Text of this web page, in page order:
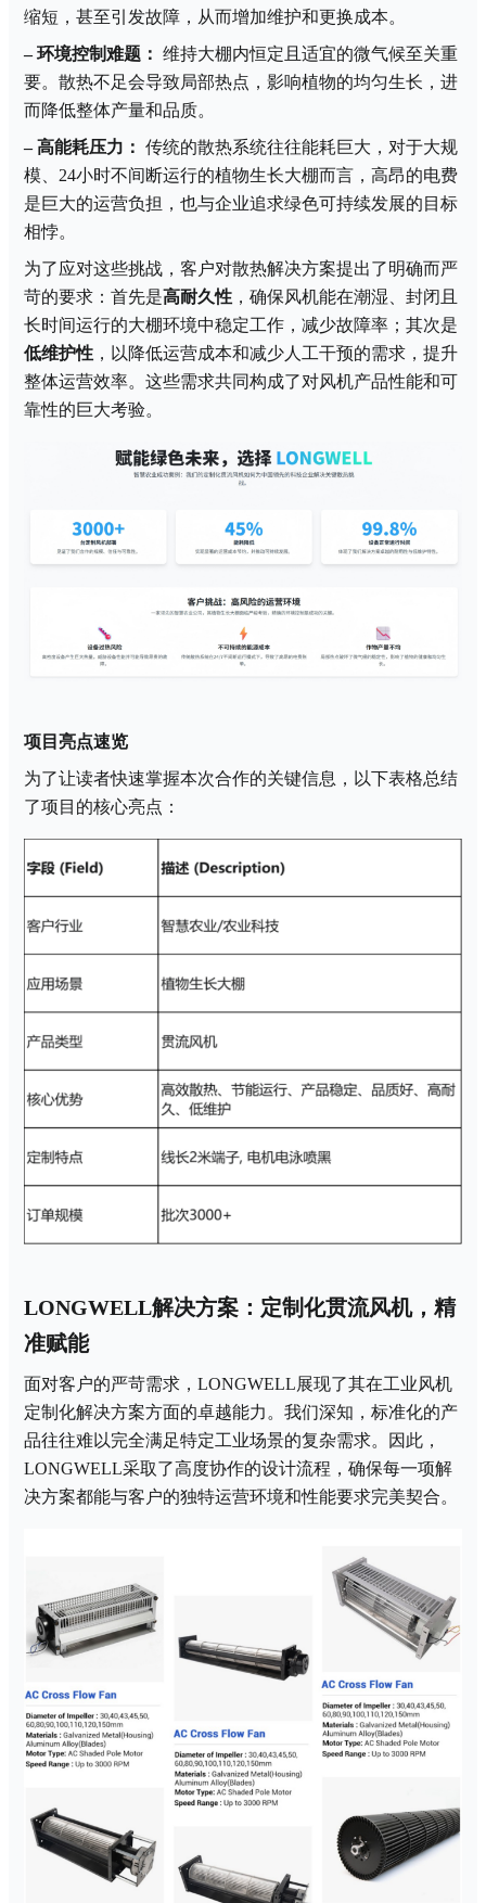
缩短，甚至引发故障，从而增加维护和更换成本。
–环境控制难题：
维持大棚内恒定且适宜的微气候至关重
要。散热不足会导致局部热点，影响植物的均匀生长，进
而降低整体产量和品质。
–高能耗压力：
传统的散热系统往往能耗巨大，对于大规
模、 24小时不间断运行的植物生长大棚而言，高昂的电费
是巨大的运营负担，也与企业追求绿色可持续发展的目标
相悖。
为了应对这些挑战，客户对散热解决方案提出了明确而严
苛的要求：首先是高耐久性 ，确保风机能在潮湿、封闭且
长时间运行的大棚环境中稳定工作，减少故障率；其次是
低维护性 ，以降低运营成本和减少人工干预的需求，提升
整体运营效率。这些需求共同构成了对风机产品性能和可
靠性的巨大考验。
项目亮点速览
为了让读者快速掌握本次合作的关键信息，以下表格总结
了项目的核心亮点：
LONGWELL解决方案：定制化贯流风机，精
准赋能
面对客户的严苛需求，LONGWELL展现了其在工业风机
定制化解决方案方面的卓越能力。我们深知，标准化的产
品往往难以完全满足特定工业场景的复杂需求。因此，
LONGWELL采取了高度协作的设计流程，确保每一项解
决方案都能与客户的独特运营环境和性能要求完美契合。